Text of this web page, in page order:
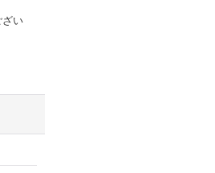
ざい